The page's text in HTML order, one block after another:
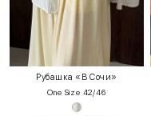
Рубашка «В Сочи»
One Size 42/46